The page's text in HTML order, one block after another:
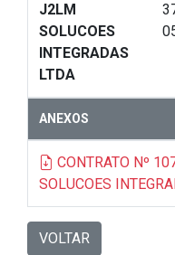
J2LM
SOLUCOES
INTEGRADAS
LTDA
ANEXOS
CONTRATO Nº
SOLUCOES
VOLTAR